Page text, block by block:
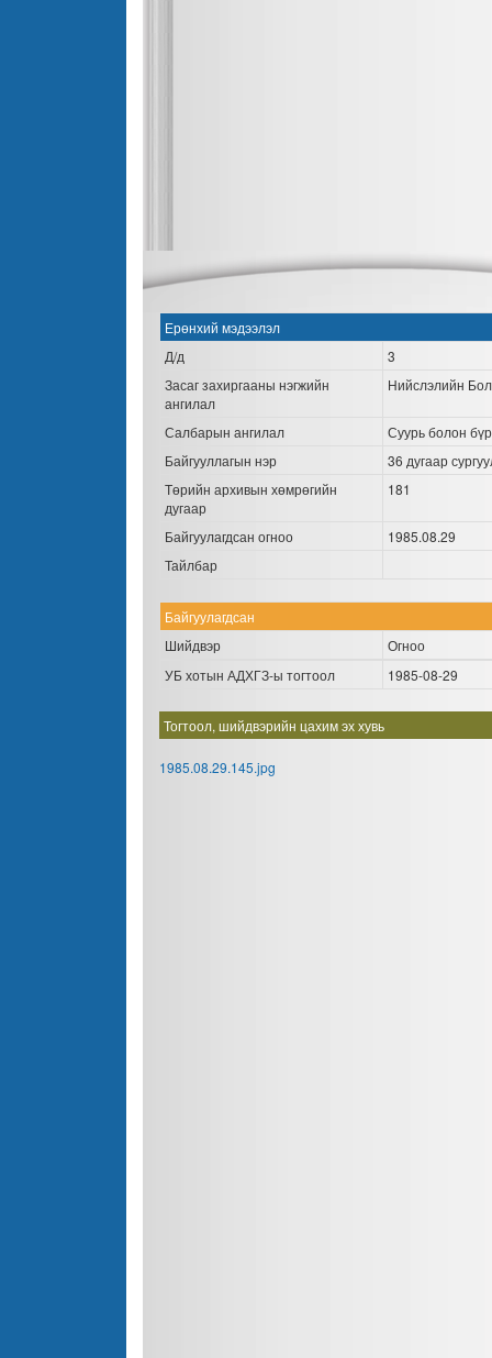
Ерөнхий мэдээлэл
Д/д
3
Засаг захиргааны нэгжийн
ангилал
Нийслэлийн
Салбарын ангилал
Суурь болон
Байгууллагын нэр
36 дугаар
Төрийн архивын хөмрөгийн
дугаар
181
Байгуулагдсан огноо
1985.08.29
Тайлбар
Байгуулагдсан
Шийдвэр
Огноо
УБ хотын АДХГЗ-ы тогтоол
1985-08-29
Тогтоол, шийдвэрийн цахим эх хувь
1985.08.29.145.jpg